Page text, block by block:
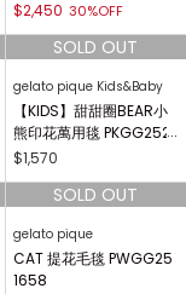
SNIDEL HOME
【Care Bears】多用途
蓋毯 SHGG254257
$2,485 30%OFF
gelato pique
【哆啦A夢】提花毛毯 P
WGG254519
$2,450 30%OFF